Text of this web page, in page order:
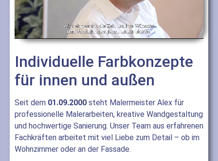
Individuelle Farbkonzepte
für innen und außen
Seit dem 01.09.2000 steht Malermeister Alex für
professionelle Malerarbeiten, kreative Wandgestaltung
und hochwertige Sanierung. Unser Team aus erfahrenen
Fachkräften arbeitet mit viel Liebe zum Detail – ob im
Wohnzimmer oder an der Fassade.